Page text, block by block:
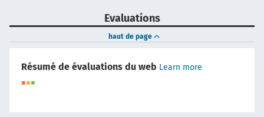
Evaluations
haut de page
Résumé de évaluations du web Learn more